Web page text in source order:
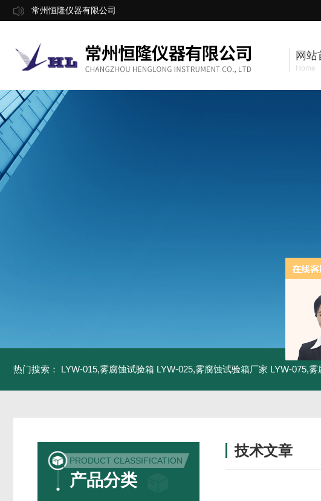
常州恒隆仪器有限公司
网站
Home
热门搜索： LYW-015,雾腐蚀试验箱 LYW-025,雾腐蚀试验箱厂家 LYW-075,
PRODUCT CLASSIFICATION
产品分类
技术文章